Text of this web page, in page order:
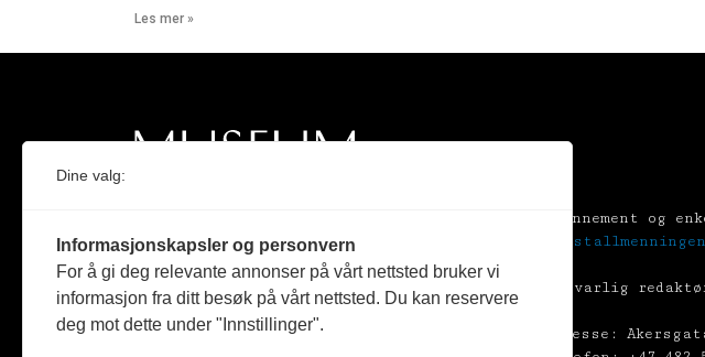
Les mer »
Medlem i Norsk tidsskriftforening og
Fagpressen
Støttet av Kulturrådet og Norges
Abonnement og
Tekstallmenningen
Ansvarlig
Adresse:
Dine valg:
Informasjonskapsler og personvern
For å gi deg relevante annonser på vårt nettsted bruker vi
informasjon fra ditt besøk på vårt nettsted. Du kan reservere
deg mot dette under "Innstillinger".